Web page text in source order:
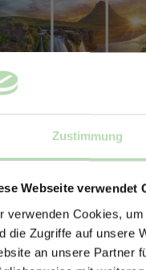
Zustimmung
Webseite verwendet
verwenden Cookies,
die Zugriffe auf unsere
an unsere Partner